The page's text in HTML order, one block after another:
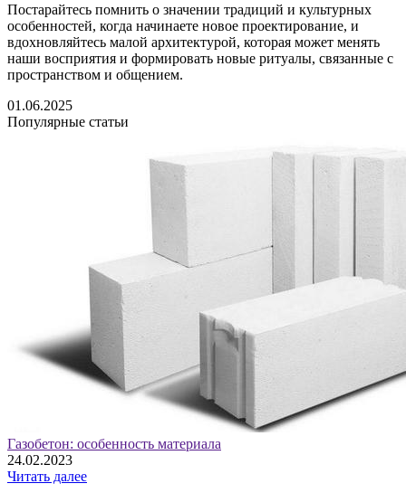
Постарайтесь помнить о значении традиций и культурных
особенностей, когда начинаете новое проектирование, и
вдохновляйтесь малой архитектурой, которая может менять
наши восприятия и формировать новые ритуалы, связанные с
пространством и общением.
01.06.2025
Популярные статьи
Газобетон: особенность материала
24.02.2023
Читать далее